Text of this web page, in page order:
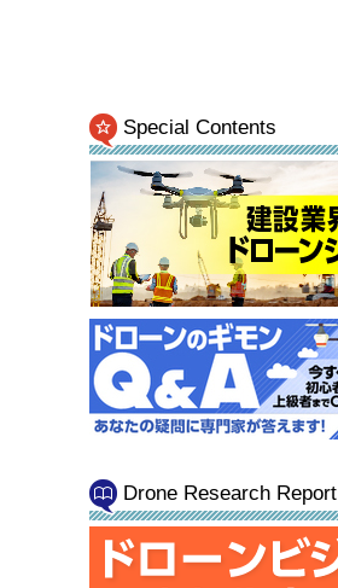
Special Contents
Drone Research Report